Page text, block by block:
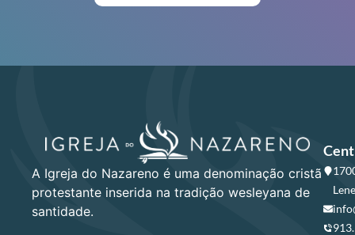
A Igreja do Nazareno é uma denominação cristã
protestante inserida na tradição wesleyana de
santidade.